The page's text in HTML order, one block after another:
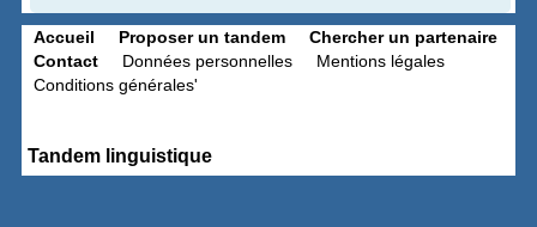
Accueil Proposer un tandem
Chercher un partenaire
Contact
Données personnelles
Mentions légales
Conditions générales'
Tandem linguistique